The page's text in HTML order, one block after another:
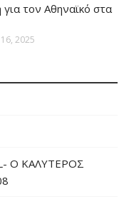
τον Αθηναϊκό στα
2025
O ΚΑΛΥΤΕΡΟΣ